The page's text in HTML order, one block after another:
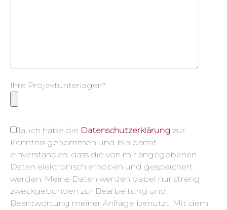
Ihre Projektunterlagen*
Ja, ich habe die Datenschutzerklärung zur
Kenntnis genommen und bin damit
einverstanden, dass die von mir angegebenen
Daten elektronisch erhoben und gespeichert
werden. Meine Daten werden dabei nur streng
zweckgebunden zur Bearbeitung und
Beantwortung meiner Anfrage benutzt. Mit dem